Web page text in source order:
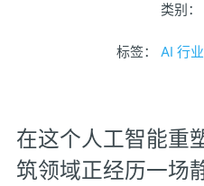
类别：
标签： AI 行
在这个人工智能重
筑领域正经历一场